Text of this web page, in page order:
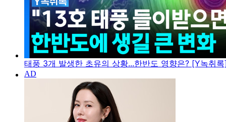
태풍 3개 발생한 초유의 상황...한반도 영향은? [Y녹취